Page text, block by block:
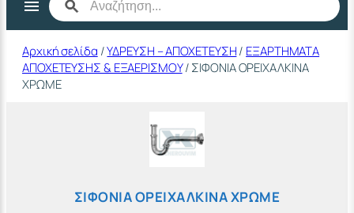
Αρχική σελίδα /ΥΔΡΕΥΣΗ – ΑΠΟΧΕΤΕΥΣΗ/ ΕΞΑΡΤΗΜΑΤΑ
ΑΠΟΧΕΤΕΥΣΗΣ & ΕΞΑΕΡΙΣΜΟΥ/ ΣΙΦΟΝΙΑ ΟΡΕΙΧΑΛΚΙΝΑ
ΧΡΩΜΕ
ΣΙΦΟΝΙΑ ΟΡΕΙΧΑΛΚΙΝΑ ΧΡΩΜΕ